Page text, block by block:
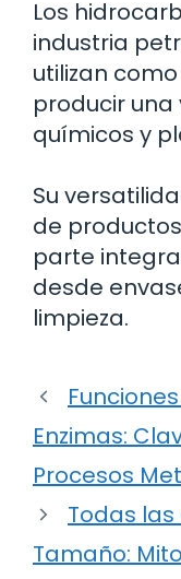
Los
industria
utilizan
producir
químicos y
Su
de
parte
desde
limpieza.
Enzimas:
Procesos
Todas
Tamaño: